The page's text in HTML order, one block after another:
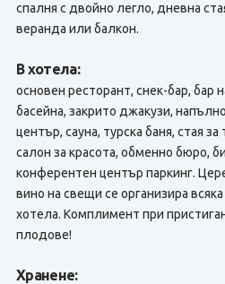
спалня с двойно легло, дневна
веранда или балкон.
В хотела:
основен ресторант, снек-бар, бар
басейна, закрито джакузи,
център, сауна, турска баня, стая
салон за красота, обменно бюро,
конферентен център паркинг.
вино на свещи се организира
хотела. Комплимент при
плодове!
Хранене: